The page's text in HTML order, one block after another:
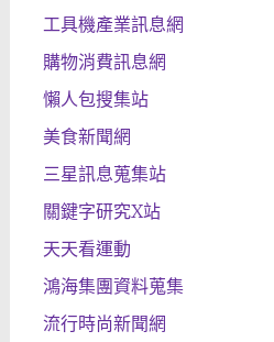
工具機產業訊息網
購物消費訊息網
懶人包搜集站
美食新聞網
三星訊息蒐集站
關鍵字研究X站
天天看運動
鴻海集團資料蒐集
流行時尚新聞網